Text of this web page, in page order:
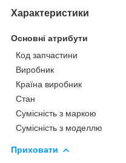
Характеристики
Основні атрибути
Код запчастини
Виробник
Країна виробник
Стан
Сумісність з маркою
Сумісність з моделлю
Приховати